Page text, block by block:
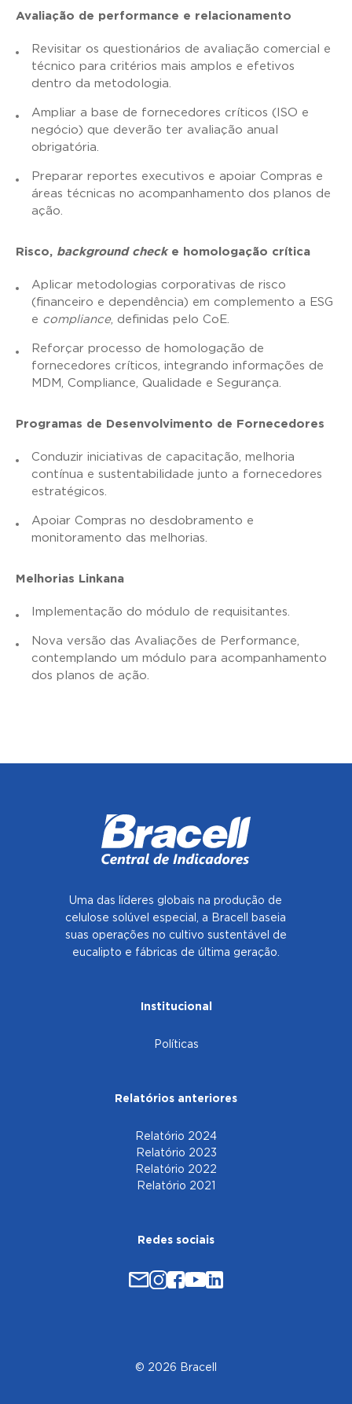
Avaliação de performance e relacionamento
Revisitar os questionários de avaliação comercial e
técnico para critérios mais amplos e efetivos
dentro da metodologia.
Ampliar a base de fornecedores críticos (ISO e
negócio) que deverão ter avaliação anual
obrigatória.
Preparar reportes executivos e apoiar Compras e
áreas técnicas no acompanhamento dos planos de
ação.
Risco, background checke homologação crítica
Aplicar metodologias corporativas de risco
(financeiro e dependência) em complemento a ESG
e compliance, definidas pelo CoE.
Reforçar processo de homologação de
fornecedores críticos, integrando informações de
MDM, Compliance, Qualidade e Segurança.
Programas de Desenvolvimento de Fornecedores
Conduzir iniciativas de capacitação, melhoria
contínua e sustentabilidade junto a fornecedores
estratégicos.
Apoiar Compras no desdobramento e
monitoramento das melhorias.
Melhorias Linkana
Implementação do módulo de requisitantes.
Nova versão das Avaliações de Performance,
contemplando um módulo para acompanhamento
dos planos de ação.
Uma das líderes globais na produção de
celulose solúvel especial, a Bracell baseia
suas operações no cultivo sustentável de
eucalipto e fábricas de última geração.
Institucional
Políticas
Relatórios anteriores
Relatório 2024
Relatório 2023
Relatório 2022
Relatório 2021
Redes sociais
© 2026 Bracell